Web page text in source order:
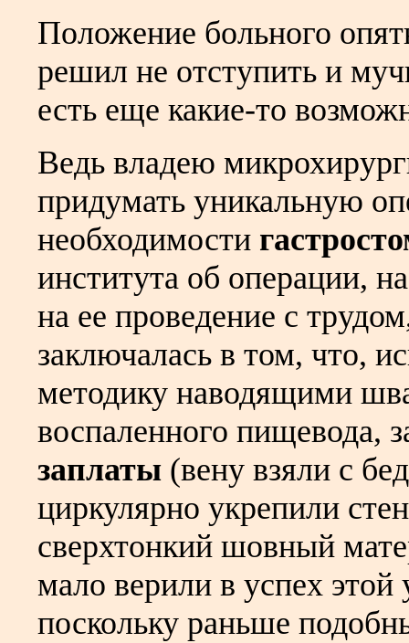
Положение больного
решил не отступить и
есть еще какие-то
Ведь владею
придумать уникальную
необходимости
института об операции,
на ее проведение с
заключалась в том, что,
методику наводящими
воспаленного пищевода,
заплаты (вену взяли с
циркулярно укрепили
сверхтонкий шовный
мало верили в успех
поскольку раньше